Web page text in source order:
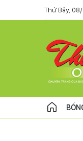
Thứ Bảy,